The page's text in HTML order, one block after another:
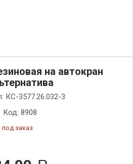
на автокран
КС-3577.26.032-3
Код: 8908
под заказ